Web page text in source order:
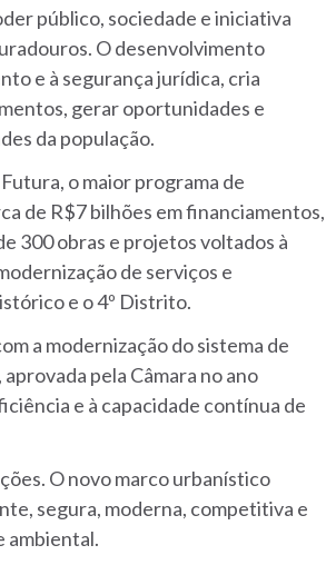
público, sociedade e iniciativa
O desenvolvimento
e à segurança jurídica, cria
gerar oportunidades e
da população.
o maior programa de
de R$7 bilhões em financiamentos,
300 obras e projetos voltados à
de serviços e
e o 4º Distrito.
a modernização do sistema de
pela Câmara no ano
e à capacidade contínua de
O novo marco urbanístico
segura, moderna, competitiva e
ambiental.